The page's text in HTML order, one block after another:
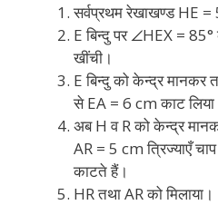
सर्वप्रथम रेखाखण्ड HE =
E बिन्दु पर ∠HEX = 85°
खींची।
E बिन्दु को केन्द्र
से EA = 6 cm काट
अब H व R को केन्द्र
AR = 5 cm त्रिज्याएँ चाप
काटते हैं।
HR तथा AR को मिलाया।